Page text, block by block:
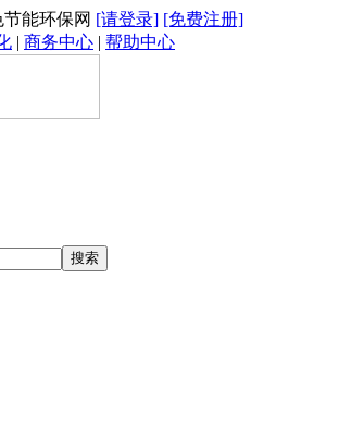
能环保网 [请登录] [免费注册]
| 商务中心 | 帮助中心